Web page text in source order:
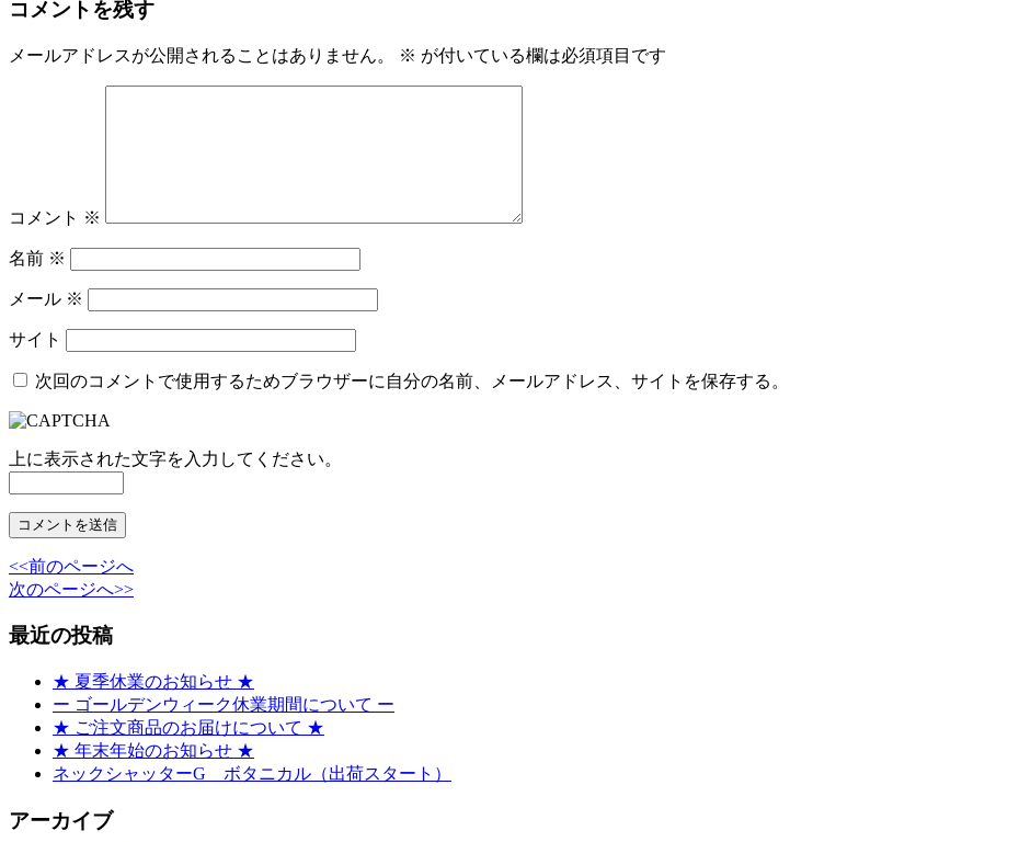
コメントを残す
メールアドレスが公開されることはありません。 ※ が付いている欄は必須項目です
コメント ※
名前 ※
メール ※
サイト
次回のコメントで使用するためブラウザーに自分の名前、メールアドレス、サイトを保存する。
上に表示された文字を入力してください。
<<前のページへ
次のページへ>>
最近の投稿
★ 夏季休業のお知らせ ★
ー ゴールデンウィーク休業期間について ー
★ ご注文商品のお届けについて ★
★ 年末年始のお知らせ ★
ネックシャッターG ボタニカル（出荷スタート）
アーカイブ